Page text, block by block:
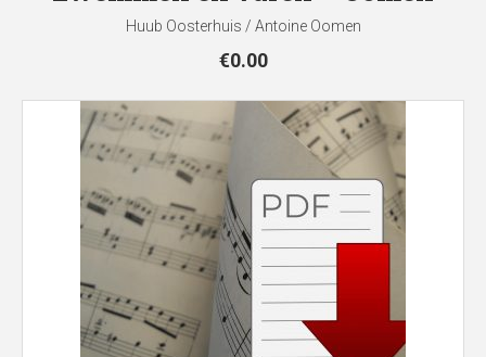
Huub Oosterhuis / Antoine Oomen
€0.00